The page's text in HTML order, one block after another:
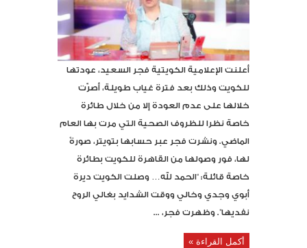
أعلنت الإعلامية الكويتية فجر السعيد، عودتها
للكويت وذلك بعد فترة غياب طويلة، أصرّت
خلالها على عدم العودة إلا من خلال طائرة
خاصة نظرا للظروف الصحية التي مرت بها العام
الماضي. ونشرت فجر عبر حسابها بتويتر، صورةً
لها، فور وصولها من القاهرة للكويت بطائرة
خاصة قائلة: “الحمد لله… وصلت الكويت ديرة
أبوي وجدي وخالي ووقت الشدايد بغالي الروح
نفديها”. وظهرت فجر، ...
أكمل القراءة »